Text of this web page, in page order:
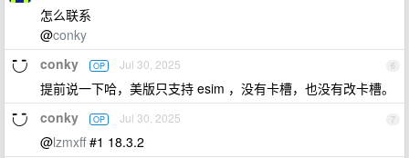
怎么联系
@conky
6
conky OP Jul 30, 2025
提前说一下哈，美版只支持 esim ，没有卡槽，也没有改卡槽。
7
conky OP Jul 30, 2025
@lzmxff#1 18.3.2